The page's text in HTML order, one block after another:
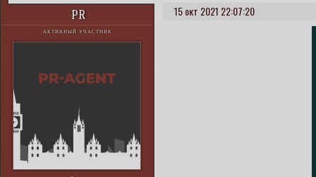
15 окт 2021 22:07:20
PR
АКТИВНЫЙ УЧАСТНИК